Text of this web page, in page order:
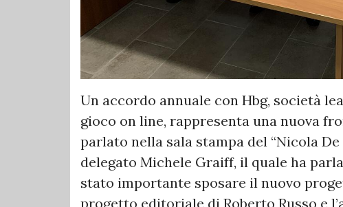
Un accordo annuale con Hbg, società
gioco on line, rappresenta una nuova
parlato nella sala stampa del “Nicola
delegato Michele Graiff, il quale ha
stato importante sposare il nuovo
progetto editoriale di Roberto Russo e